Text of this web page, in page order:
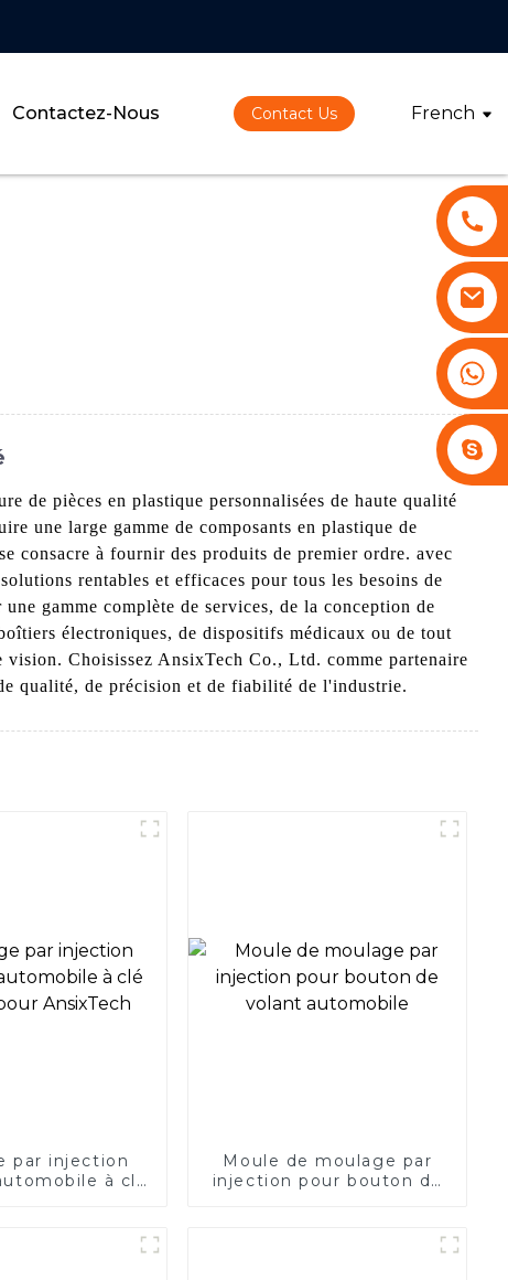
Contactez-Nous Contact Us French
de pièces en plastique personnalisées de haute qualité
une large gamme de composants en plastique de
consacre à fournir des produits de premier ordre. avec
rentables et efficaces pour tous les besoins de
gamme complète de services, de la conception de
électroniques, de dispositifs médicaux ou de tout
vision. Choisissez AnsixTech Co., Ltd. comme partenaire
qualité, de précision et de fiabilité de l'industrie.
par injection
à clé
Moule de moulage par
injection pour bouton de